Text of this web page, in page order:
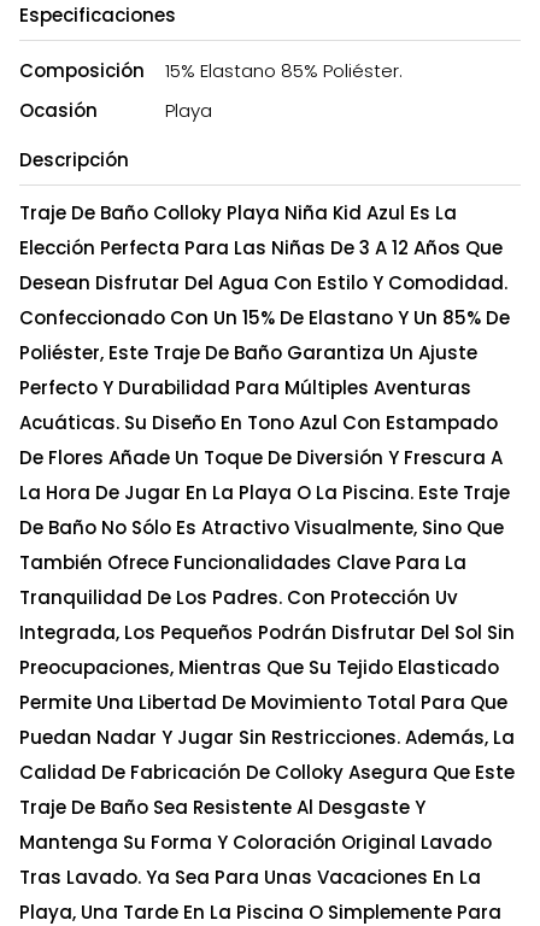
Especificaciones
Composición
15% Elastano 85% Poliéster.
Ocasión
Playa
Descripción
Traje De Baño Colloky Playa Niña Kid Azul Es La
Elección Perfecta Para Las Niñas De 3 A 12 Años Que
Desean Disfrutar Del Agua Con Estilo Y Comodidad.
Confeccionado Con Un 15% De Elastano Y Un 85% De
Poliéster, Este Traje De Baño Garantiza Un Ajuste
Perfecto Y Durabilidad Para Múltiples Aventuras
Acuáticas. Su Diseño En Tono Azul Con Estampado
De Flores Añade Un Toque De Diversión Y Frescura A
La Hora De Jugar En La Playa O La Piscina. Este Traje
De Baño No Sólo Es Atractivo Visualmente, Sino Que
También Ofrece Funcionalidades Clave Para La
Tranquilidad De Los Padres. Con Protección Uv
Integrada, Los Pequeños Podrán Disfrutar Del Sol Sin
Preocupaciones, Mientras Que Su Tejido Elasticado
Permite Una Libertad De Movimiento Total Para Que
Puedan Nadar Y Jugar Sin Restricciones. Además, La
Calidad De Fabricación De Colloky Asegura Que Este
Traje De Baño Sea Resistente Al Desgaste Y
Mantenga Su Forma Y Coloración Original Lavado
Tras Lavado. Ya Sea Para Unas Vacaciones En La
Playa, Una Tarde En La Piscina O Simplemente Para